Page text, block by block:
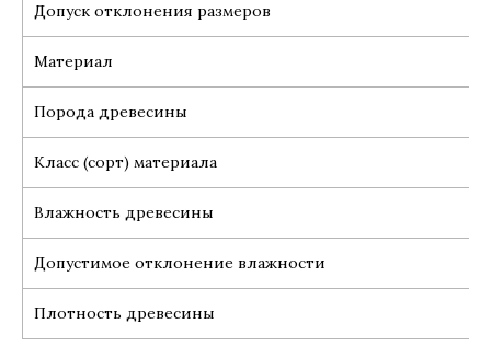
Допуск отклонения размеров
Материал
Порода древесины
Класс (сорт) материала
Влажность древесины
Допустимое отклонение влажности
Плотность древесины